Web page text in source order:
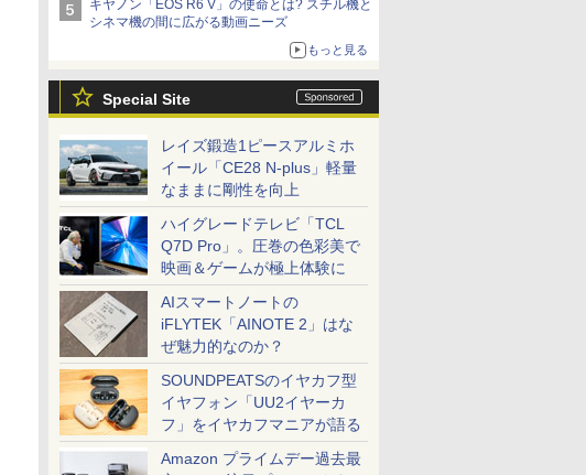
キヤノン「EOS R6 V」の使命とは? スチル機と
シネマ機の間に広がる動画ニーズ
もっと見る
Special Site
レイズ鍛造1ピースアルミホ
イール「CE28 N-plus」軽量
なままに剛性を向上
ハイグレードテレビ「TCL
Q7D Pro」。圧巻の色彩美で
映画＆ゲームが極上体験に
AIスマートノートの
iFLYTEK「AINOTE 2」はな
ぜ魅力的なのか？
SOUNDPEATSのイヤカフ型
イヤフォン「UU2イヤーカ
フ」をイヤカフマニアが語る
Amazon プライムデー過去最